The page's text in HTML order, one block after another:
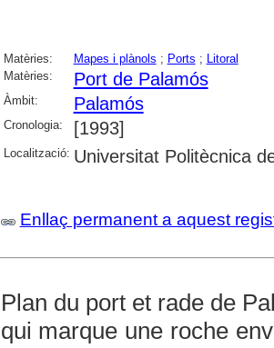
Matèries: Mapes i plànols ; Ports ; Litoral
Matèries:
Port de Palamós
Àmbit: Palamós
Cronologia: [1993]
Localització: Universitat Politècnica
Enllaç permanent a aquest
Plan du port et rade de
qui marque une roche